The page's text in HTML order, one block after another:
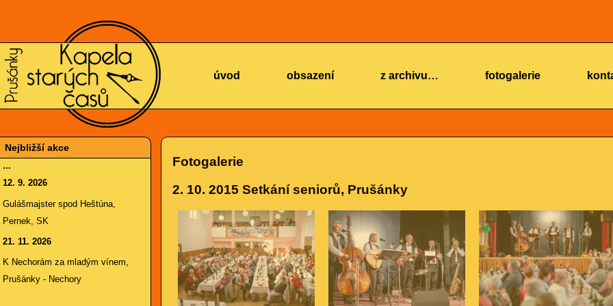
KAPELA
STARÝCH
úvod obsazení z archivu… fotogalerie
Nejbližší akce
...
12. 9. 2026
Gulášmajster spod Heštúna,
Pernek, SK
21. 11. 2026
K Nechorám za mladým vínem,
Prušánky - Nechory
Fotogalerie
2. 10. 2015 Setkání seniorů, Prušánky